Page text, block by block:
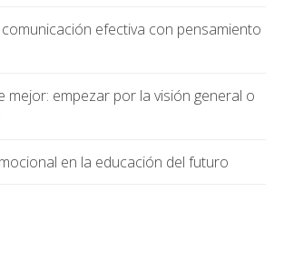
efectiva con pensamiento
mejor: empezar por la visión general o
en la educación del futuro